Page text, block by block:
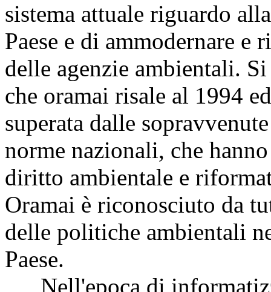
sistema attuale riguardo
Paese e di ammodernare
delle agenzie ambientali.
che oramai risale al 1994
superata dalle
norme nazionali, che
diritto ambientale e
Oramai è riconosciuto da
delle politiche ambientali
Paese.
Nell'epoca di